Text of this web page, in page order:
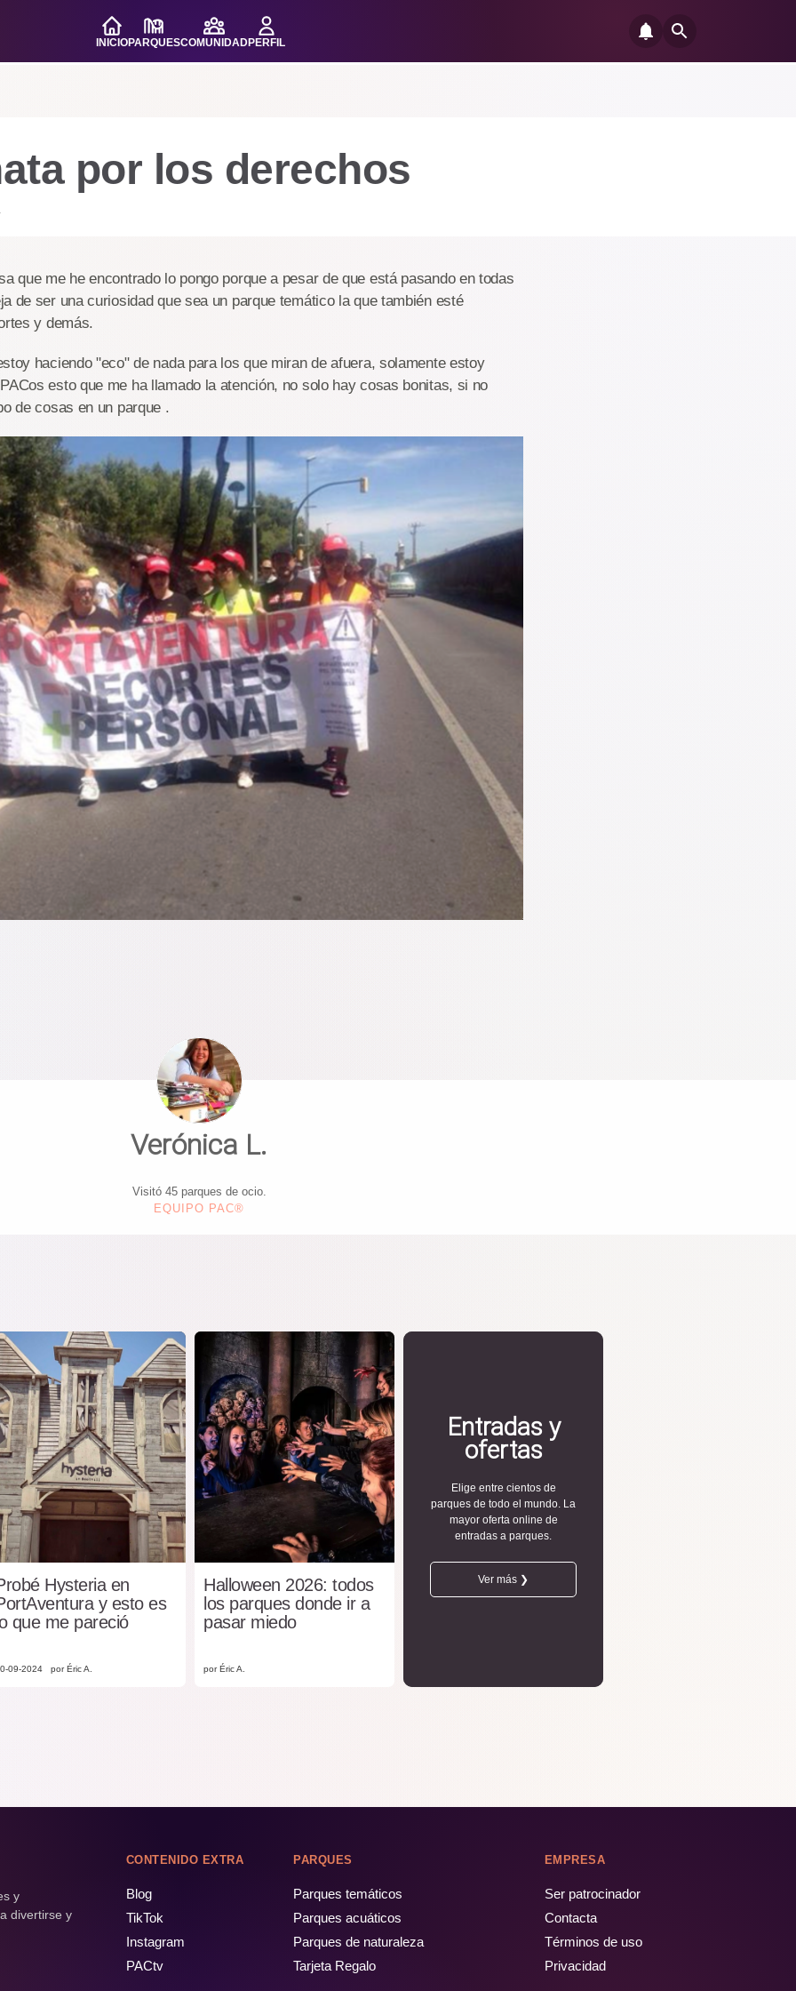
INICIOPARQUESCOMUNIDADPERFIL
por los derechos
que me he encontrado lo pongo porque a pesar de que está pasando en todas
de ser una curiosidad que sea un parque temático la que también esté
y demás.
haciendo "eco" de nada para los que miran de afuera, solamente estoy
esto que me ha llamado la atención, no solo hay cosas bonitas, si no
de cosas en un parque .
Verónica L.
Visitó 45 parques de ocio.
EQUIPO PAC®
Hysteria en
y esto es
que me pareció
09-2024 por Éric A.
Halloween 2026: todos
los parques donde ir a
pasar miedo
por Éric A.
Entradas y
ofertas
Elige entre cientos de
parques de todo el mundo. La
mayor oferta online de
entradas a parques.
Ver más ❯
y
divertirse y
CONTENIDO EXTRA
Blog
TikTok
Instagram
PACtv
PARQUES
Parques temáticos
Parques acuáticos
Parques de naturaleza
Tarjeta Regalo
EMPRESA
Ser patrocinador
Contacta
Términos de uso
Privacidad